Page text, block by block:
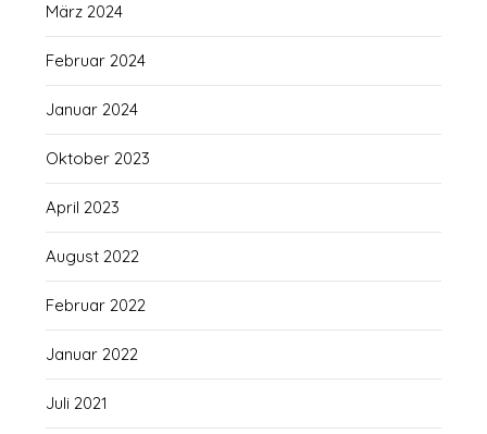
März 2024
Februar 2024
Januar 2024
Oktober 2023
April 2023
August 2022
Februar 2022
Januar 2022
Juli 2021